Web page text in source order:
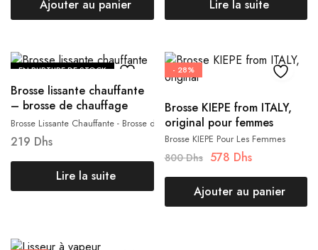
Ajouter au panier Lire la suite
EN RUPTURE DE STOCK
Brosse lissante chauffante
– brosse de chauffage
électrique en céramique
Brosse Lissante Chauffante - Brosse de Chauffage électrique en
219 Dhs
Lire la suite
- 28%
Brosse KIEPE from ITALY,
original pour femmes
Brosse KIEPE Pour Les Femmes
800Dhs 578 Dhs
Ajouter au panier